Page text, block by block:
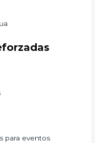
para eventos